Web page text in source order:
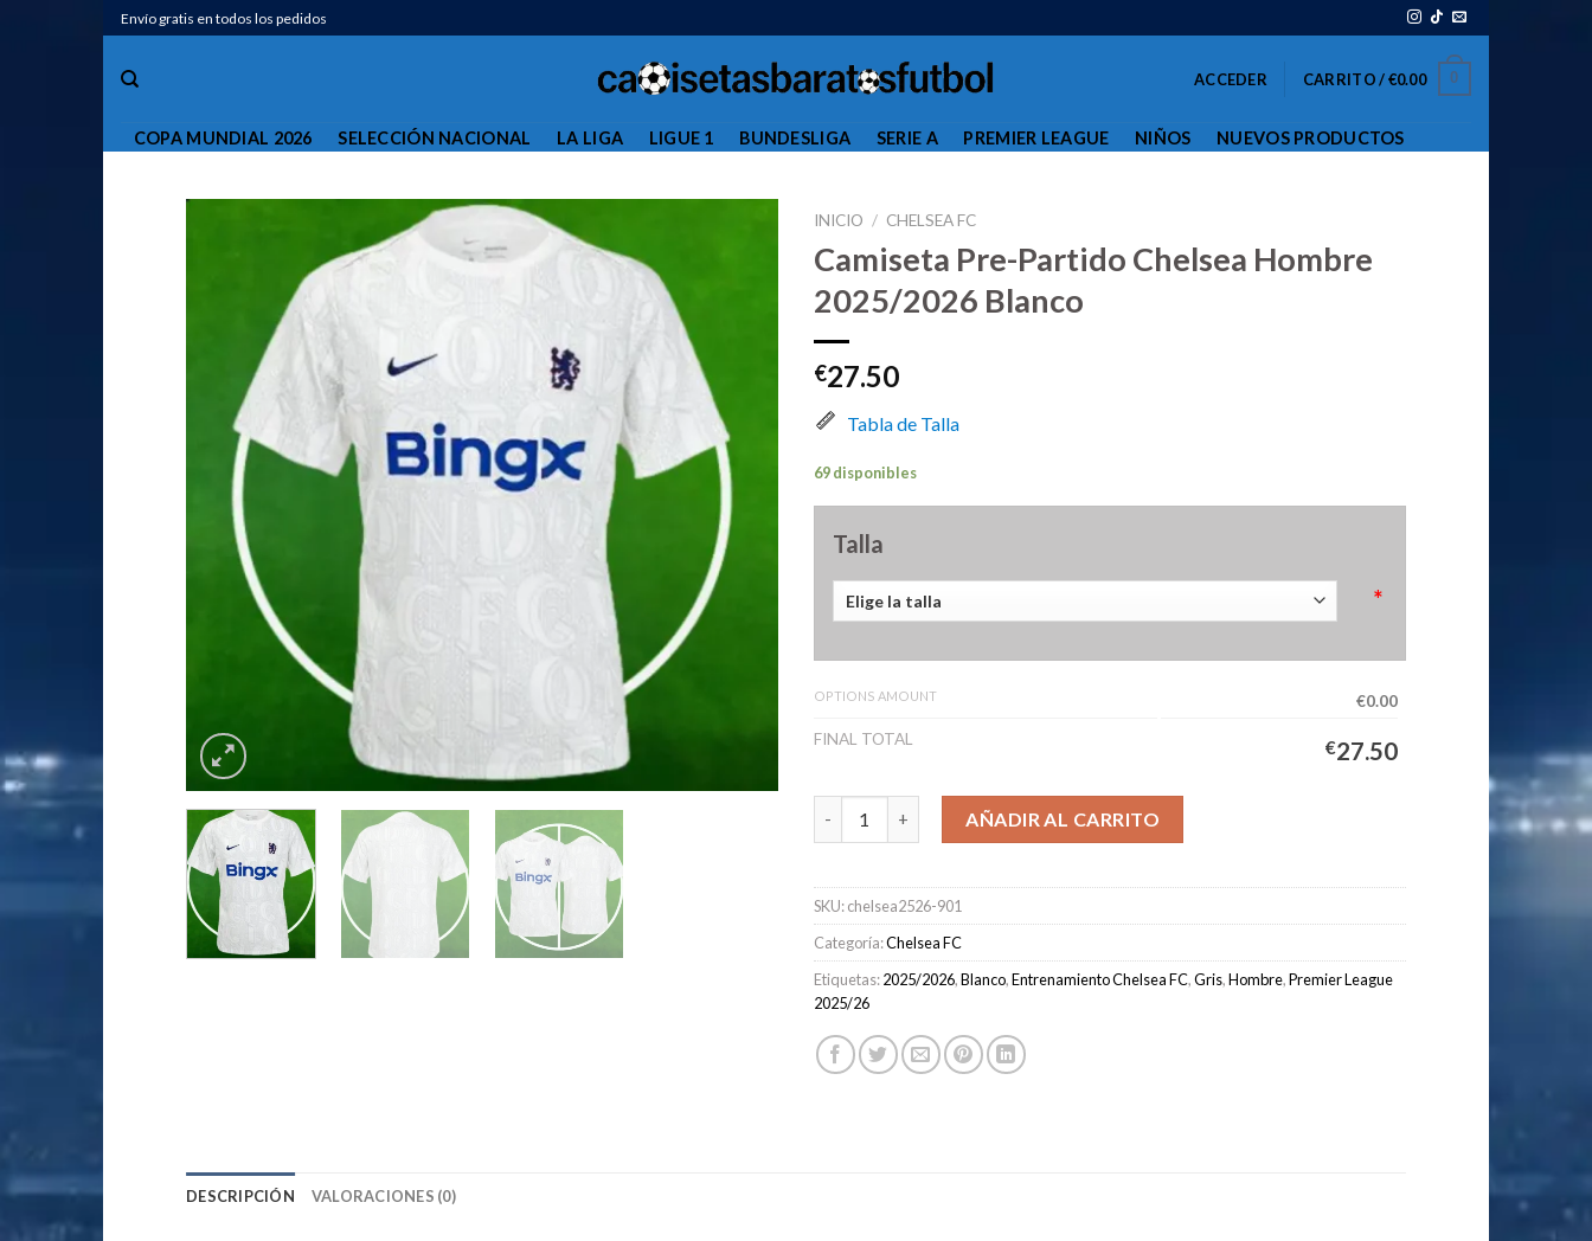
Saltar
al
contenido
Envío gratis en todos los pedidos
ACCEDER CARRITO /€0.00 0
COPA MUNDIAL 2026 SELECCIÓN NACIONAL LA LIGA LIGUE 1 BUNDESLIGA SERIE A PREMIER LEAGUE NIÑOS NUEVOS PRODUCTOS
INICIO / CHELSEA FC
Camiseta Pre-Partido Chelsea Hombre
2025/2026 Blanco
€27.50
Tabla de Talla
69 disponibles
Talla
*
OPTIONS AMOUNT
€0.00
FINAL TOTAL
€27.50
Camiseta Pre-Partido Chelsea Hombre 2025/2026 Blanco cantidad
AÑADIR AL CARRITO
SKU:chelsea2526-901
Categoría:Chelsea FC
Etiquetas:2025/2026,Blanco,Entrenamiento Chelsea FC,Gris,Hombre,Premier League
2025/26
DESCRIPCIÓN VALORACIONES (0)